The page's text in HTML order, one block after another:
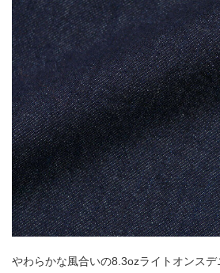
やわらかな風合いの8.3ozライトオンスデ